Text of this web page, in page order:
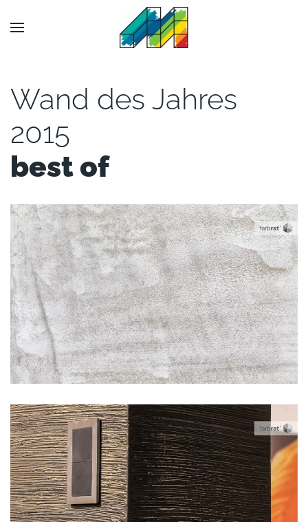
Wand des Jahres
2015
best of